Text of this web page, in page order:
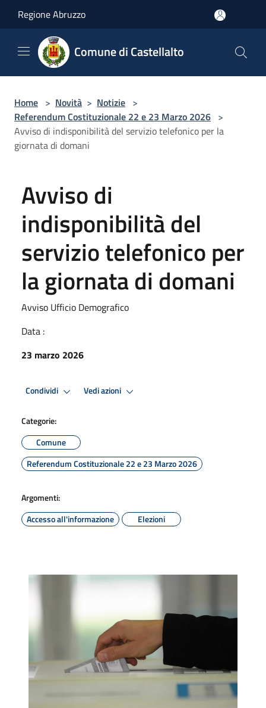
Regione Abruzzo
Comune di Castellalto
Home > Novità > Notizie >
Referendum Costituzionale 22 e 23 Marzo 2026 >
Avviso di indisponibilità del servizio telefonico per la
giornata di domani
Avviso di
indisponibilità del
servizio telefonico per
la giornata di domani
Avviso Ufficio Demografico
Data :
23 marzo 2026
Condividi Vedi azioni
Categorie:
Comune
Referendum Costituzionale 22 e 23 Marzo 2026
Argomenti:
Accesso all'informazione
Elezioni